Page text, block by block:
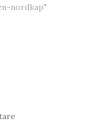
nordkap"